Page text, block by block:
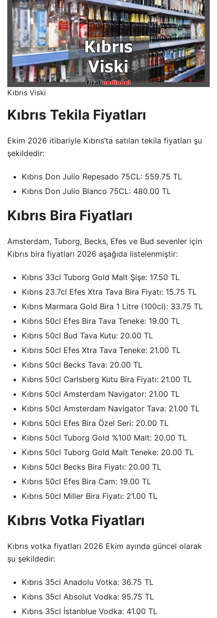
Kıbrıs Viski
Kıbrıs Tekila Fiyatları
Ekim 2026 itibariyle Kıbrıs’ta satılan tekila fiyatları şu
şekildedir:
Kıbrıs Don Julio Repesado 75CL: 559.75 TL
Kıbrıs Don Julio Blanco 75CL: 480.00 TL
Kıbrıs Bira Fiyatları
Amsterdam, Tuborg, Becks, Efes ve Bud sevenler için
Kıbrıs bira fiyatları 2026 aşağıda listelenmiştir:
Kıbrıs 33cl Tuborg Gold Malt Şişe: 17.50 TL
Kıbrıs 23.7cl Efes Xtra Tava Bira Fiyatı: 15.75 TL
Kıbrıs Marmara Gold Bira 1 Litre (100cl): 33.75 TL
Kıbrıs 50cl Efes Bira Tava Teneke: 19.00 TL
Kıbrıs 50cl Bud Tava Kutu: 20.00 TL
Kıbrıs 50cl Efes Xtra Tava Teneke: 21.00 TL
Kıbrıs 50cl Becks Tava: 20.00 TL
Kıbrıs 50cl Carlsberg Kutu Bira Fiyatı: 21.00 TL
Kıbrıs 50cl Amsterdam Navigator: 21.00 TL
Kıbrıs 50cl Amsterdam Navigator Tava: 21.00 TL
Kıbrıs 50cl Efes Bira Özel Seri: 20.00 TL
Kıbrıs 50cl Tuborg Gold %100 Malt: 20.00 TL
Kıbrıs 50cl Tuborg Gold Malt Teneke: 20.00 TL
Kıbrıs 50cl Becks Bira Fiyatı: 20.00 TL
Kıbrıs 50cl Efes Bira Cam: 19.00 TL
Kıbrıs 50cl Miller Bira Fiyatı: 21.00 TL
Kıbrıs Votka Fiyatları
Kıbrıs votka fiyatları 2026 Ekim ayında güncel olarak
şu şekildedir:
Kıbrıs 35cl Anadolu Votka: 36.75 TL
Kıbrıs 35cl Absolut Vodka: 95.75 TL
Kıbrıs 35cl İstanblue Vodka: 41.00 TL